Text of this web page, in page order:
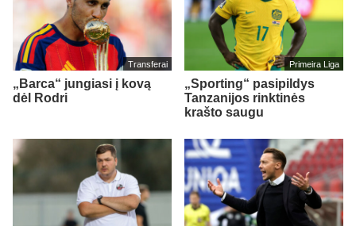
Transferai
„Barca“ jungiasi į kovą
dėl Rodri
Primeira Liga
„Sporting“ pasipildys
Tanzanijos rinktinės
krašto saugu